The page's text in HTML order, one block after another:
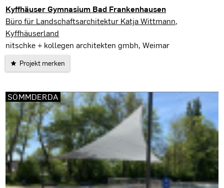
Kyffhäuser Gymnasium Bad Frankenhausen
Bad Frankenhausen
Büro für Landschaftsarchitektur Katja Wittmann,
Kyffhäuserland
nitschke + kollegen architekten gmbh, Weimar
Projekt merken
SÖMMDERDA